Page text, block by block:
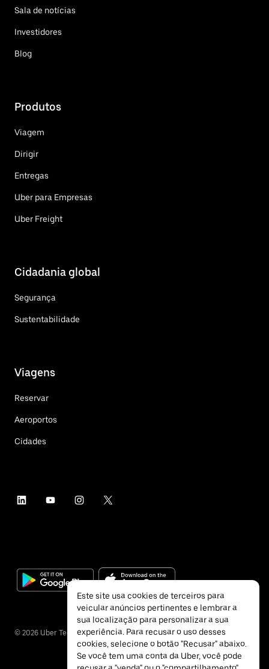
Sala de notícias
Investidores
Blog
Produtos
Viagem
Dirigir
Entregas
Uber para Empresas
Uber Freight
Cidadania global
Segurança
Sustentabilidade
Viagens
Reservar
Aeroportos
Cidades
© 2026 Uber Technologies Inc.
Este site usa cookies de terceiros para
veicular anúncios pertinentes e lembrar a
sua localização para personalizar a sua
experiência. Para recusar o uso desses
cookies, selecione o botão "Recusar" abaixo.
Se você tem uma conta da Uber, você pode